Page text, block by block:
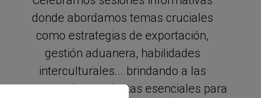
donde abordamos temas cruciales
como estrategias de exportación,
gestión aduanera, habilidades
interculturales... brindando a las
empresas herramientas esenciales para